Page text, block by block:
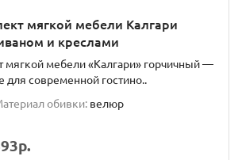
мягкой мебели Калгари
и креслами
мягкой мебели «Калгари» горчичный —
для современной гостино..
обивки: велюр